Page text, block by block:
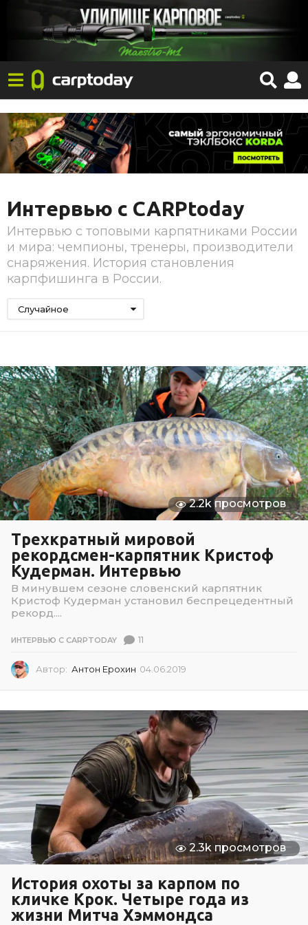
Интервью с CARPtoday
Интервью с топовыми карпятниками России
и мира: чемпионы, тренеры, производители
снаряжения. История становления
карпфишинга в России.
Случайное
2.2k просмотров
Трехкратный мировой
рекордсмен-карпятник Кристоф
Кудерман. Интервью
В минувшем сезоне словенский карпятник
Кристоф Кудерман установил беспрецедентный
рекорд....
ИНТЕРВЬЮ С CARPTODAY 11
Автор: Антон Ерохин 04.06.2019
0
6
2
0
1
9
2.3k просмотров
История охоты за карпом по
кличке Крок. Четыре года из
жизни Митча Хэммондса